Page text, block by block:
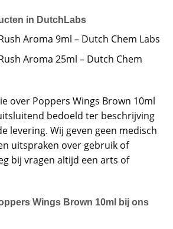
in DutchLabs
Aroma 9ml – Dutch Chem Labs
Aroma 25ml – Dutch Chem
over Poppers Wings Brown 10ml
bedoeld ter beschrijving
levering. Wij geven geen medisch
uitspraken over gebruik of
bij vragen altijd een arts of
Wings Brown 10ml bij ons